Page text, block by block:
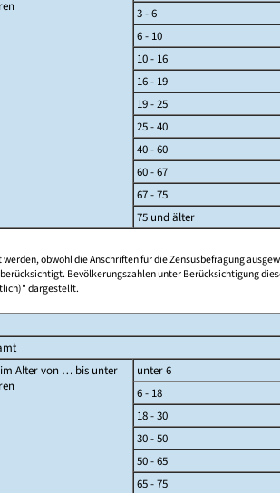
3 - 6
6 - 10
10 - 16
16 - 19
19 - 25
25 - 40
40 - 60
60 - 67
67 - 75
75 und älter
obwohl die Anschriften für die Zensusbefragung
Bevölkerungszahlen unter Berücksichtigung
dargestellt.
Alter von … bis unter
unter 6
6 - 18
18 - 30
30 - 50
50 - 65
65 - 75